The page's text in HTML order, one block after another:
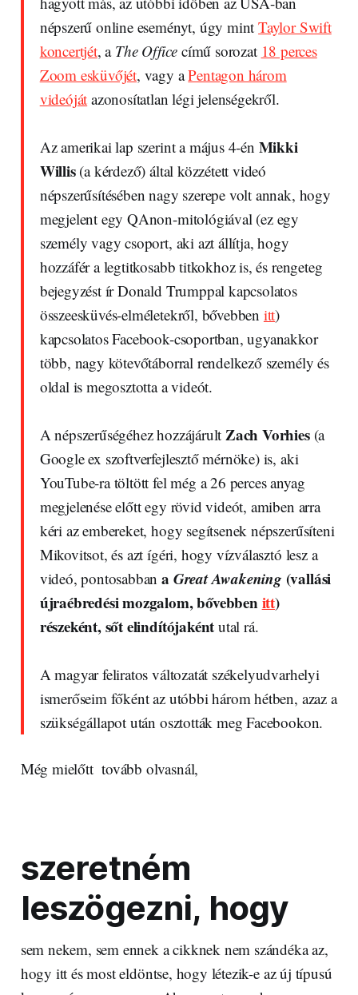
népszerű online eseményt, úgy mintTaylor Swift
koncertjét, a The Office című sorozat 18 perces
Zoom esküvőjét, vagy aPentagon három
videóját azonosítatlan légi jelenségekről.
Az amerikai lap szerint a május 4-én Mikki
Willis(a kérdező) által közzétett videó
népszerűsítésében nagy szerepe volt annak, hogy
megjelent egy QAnon-mitológiával (ez egy
személy vagy csoport, aki azt állítja, hogy
hozzáfér a legtitkosabb titkokhoz is, és rengeteg
bejegyzést ír Donald Trumppal kapcsolatos
összeesküvés-elméletekről, bővebben itt)
kapcsolatos Facebook-csoportban, ugyanakkor
több, nagy kötevőtáborral rendelkező személy és
oldal is megosztotta a videót.
A népszerűségéhez hozzájárult Zach Vorhies (a
Google ex szoftverfejlesztő mérnöke) is, aki
YouTube-ra töltött fel még a 26 perces anyag
megjelenése előtt egy rövid videót, amiben arra
kéri az embereket, hogy segítsenek népszerűsíteni
Mikovitsot, és azt ígéri, hogy vízválasztó lesz a
videó, pontosabbana Great Awakening (vallási
újraébredési mozgalom, bővebbenitt)
részeként, sőt elindítójaként utal rá.
A magyar feliratos változatát székelyudvarhelyi
ismerőseim főként az utóbbi három hétben, azaz a
szükségállapot után osztották meg Facebookon.
Még mielőtt tovább olvasnál,
szeretném
leszögezni, hogy
sem nekem, sem ennek a cikknek nem szándéka az,
hogy itt és most eldöntse, hogy létezik-e az új típusú